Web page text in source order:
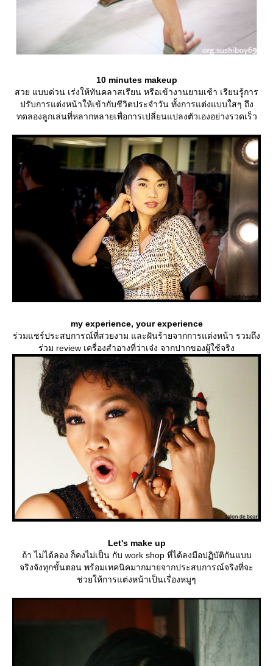
10 minutes makeup
สวย แบบด่วน เร่งให้ทันคลาสเรียน หรือเข้างานยามเช้า เรียนรู้การ
ปรับการแต่งหน้าให้เข้ากับชีวิตประจำวัน ทั้งการแต่งแบบใสๆ ถึง
ทดลองลูกเล่นที่หลากหลายเพื่อการเปลี่ยนแปลงตัวเองอย่างรวดเร็ว
my experience, your experience
ร่วมแชร์ประสบการณ์ที่สวยงาม และฝันร้ายจากการแต่งหน้า รวมถึง
ร่วม review เครื่องสำอางที่ว่าเจ๋ง จากปากของผู้ใช้จริง
Let's make up
ถ้า ไม่ได้ลอง ก็คงไม่เป็น กับ work shop ที่ได้ลงมือปฏิบัติกันแบบ
จริงจังทุกขั้นตอน พร้อมเทคนิคมากมายจากประสบการณ์จริงที่จะ
ช่วยให้การแต่งหน้าเป็นเรื่องหมูๆ